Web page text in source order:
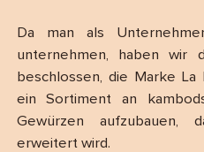
Da man als
unternehmen, haben wir
beschlossen, die Marke
ein Sortiment an
Gewürzen aufzubauen,
erweitert wird.